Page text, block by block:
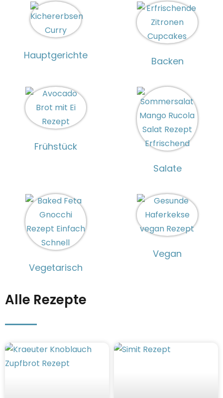
Hauptgerichte Backen
Frühstück
Salate
Vegetarisch
Vegan
Alle Rezepte